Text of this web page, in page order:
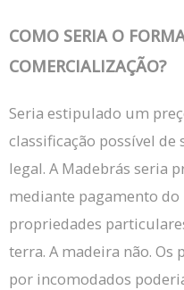
COMO SERIA O
COMERCIALIZAÇÃO?
Seria estipulado um
classificação possível de
legal. A Madebrás seria
mediante pagamento
propriedades
terra. A madeira não. Os
por incomodados